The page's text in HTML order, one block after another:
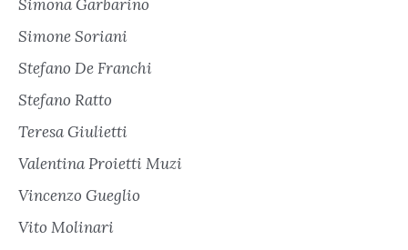
Simona Garbarino
Simone Soriani
Stefano De Franchi
Stefano Ratto
Teresa Giulietti
Valentina Proietti Muzi
Vincenzo Gueglio
Vito Molinari